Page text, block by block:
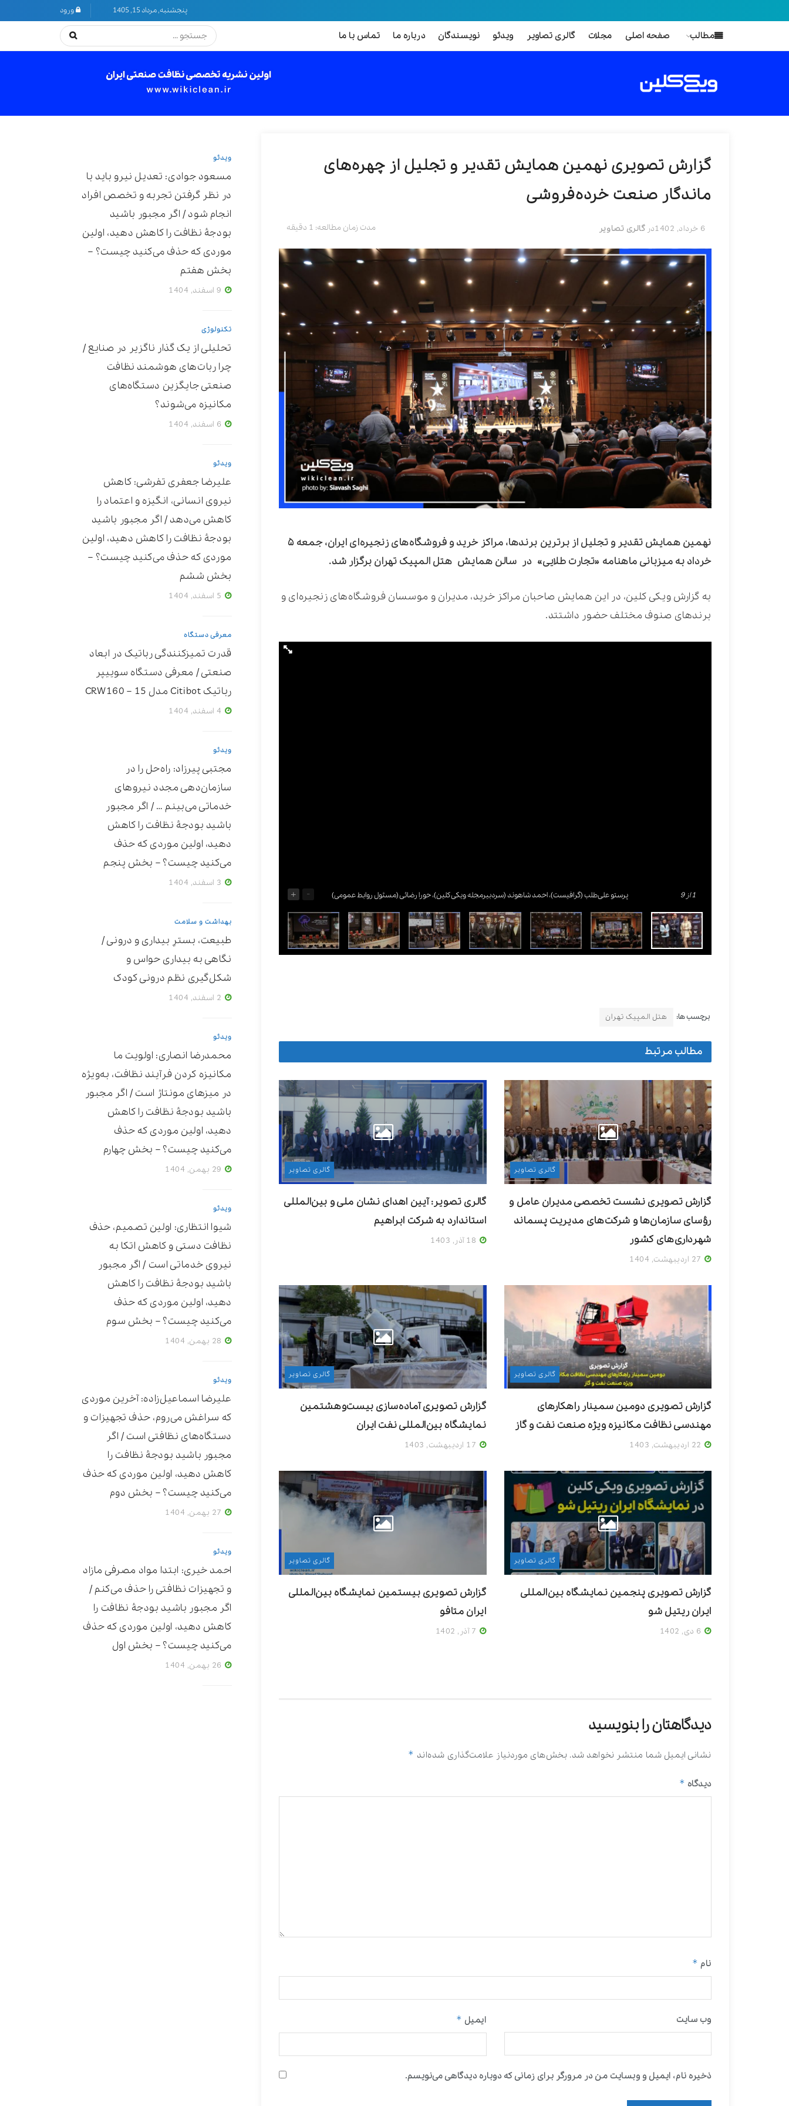
پنجشنبه, مرداد 15, 1405 ورود
مطالب صفحه اصلی مجلات گالری تصاویر ویدئو نویسندگان درباره ما تماس با ما
گزارش تصویری نهمین همایش تقدیر و تجلیل از چهره‌های
ماندگار صنعت خرده‌فروشی
مدت زمان مطالعه: 1 دقیقه 6 خرداد, 1402 در گالری تصاویر
نهمین همایش تقدیر و تجلیل از برترین برندها، مراکز خرید و فروشگاه‌های زنجیره‌ای ایران، جمعه ۵
خرداد به میزبانی ماهنامه «تجارت طلایی» در سالن همایش هتل المپیک تهران برگزار شد.
به گزارش ویکی کلین، در این همایش صاحبان مراکز خرید، مدیران و موسسان فروشگاه‌های زنجیره‌ای و
برندهای صنوف مختلف حضور داشتتد.
1از 9 پرستو علی‌طلب (گرافیست)، احمد شاهوند (سردبیرمجله ویکی کلین)، حورا رضائی (مسئول روابط عمومی) -
+
برچسب ها: هتل المپیک تهران
مطالب مرتبط
گالری تصاویر
گزارش تصویری نشست تخصصی مدیران عامل و
رؤسای سازمان‌ها و شرکت‌های مدیریت پسماند
شهرداری‌های کشور
گالری تصاویر
گالری تصویر: آیین اهدای نشان ملی و بین‌المللی
استاندارد به شرکت ابراهیم
گالری تصاویر
گزارش تصویری دومین سمینار راهکارهای
مهندسی نظافت مکانیزه ویژه صنعت نفت و گاز
گالری تصاویر
گزارش تصویری آماده‌سازی بیست‌وهشتمین
نمایشگاه بین‌المللی نفت ایران
گالری تصاویر
گزارش تصویری پنجمین نمایشگاه بین‌المللی
ایران ریتیل‌ شو
گالری تصاویر
گزارش تصویری بیستمین نمایشگاه بین‌المللی
ایران متافو
دیدگاهتان را بنویسید
نشانی ایمیل شما منتشر نخواهد شد. بخش‌های موردنیاز علامت‌گذاری شده‌اند *
دیدگاه *
نام *
ایمیل * وب‌ سایت
ذخیره نام، ایمیل و وبسایت من در مرورگر برای زمانی که دوباره دیدگاهی می‌نویسم.
ویدئو
مسعود جوادی: تعدیل نیرو باید با
در نظر گرفتن تجربه و تخصص افراد
انجام شود / اگر مجبور باشید
بودجۀ نظافت را کاهش دهید، اولین
موردی که حذف می‌کنید چیست؟ –
بخش هفتم
تکنولوژی
تحلیلی از یک گذار ناگزیر در صنایع /
چرا ربات‌های هوشمند نظافت
صنعتی جایگزین دستگاه‌های
مکانیزه می‌شوند؟
ویدئو
علیرضا جعفری تفرشی: کاهش
نیروی انسانی، انگیزه و اعتماد را
کاهش می‌دهد / اگر مجبور باشید
بودجۀ نظافت را کاهش دهید، اولین
موردی که حذف می‌کنید چیست؟ –
بخش ششم
معرفی دستگاه
قدرت تمیزکنندگی رباتیک در ابعاد
صنعتی / معرفی دستگاه سوییپر
رباتیک Citibot مدل CRW160 – 15
ویدئو
مجتبی پیرزاد: راه‌حل را در
سازمان‌دهی مجدد نیروهای
خدماتی می‌بینم … / اگر مجبور
باشید بودجۀ نظافت را کاهش
دهید، اولین موردی که حذف
می‌کنید چیست؟ – بخش پنجم
بهداشت و سلامت
طبیعت، بسترِ بیداری و درونی /
نگاهی به بیداری حواس و
شکل‌گیری نظم درونی کودک
ویدئو
محمدرضا انصاری: اولویت ما
مکانیزه ‌کردن فرآیند نظافت، به‌ویژه
در میزهای مونتاژ است / اگر مجبور
باشید بودجۀ نظافت را کاهش
دهید، اولین موردی که حذف
می‌کنید چیست؟ – بخش چهارم
ویدئو
شیوا انتظاری: اولین تصمیم، حذف
نظافت دستی و کاهش اتکا به
نیروی خدماتی است / اگر مجبور
باشید بودجۀ نظافت را کاهش
دهید، اولین موردی که حذف
می‌کنید چیست؟ – بخش سوم
ویدئو
علیرضا اسماعیل‌زاده: آخرین موردی
که سراغش می‌روم، حذف تجهیزات و
دستگاه‌های نظافتی است / اگر
مجبور باشید بودجۀ نظافت را
کاهش دهید، اولین موردی که حذف
می‌کنید چیست؟ – بخش دوم
ویدئو
احمد خیری: ابتدا مواد مصرفی مازاد
و تجهیزات نظافتی را حذف می‌کنم /
اگر مجبور باشید بودجۀ نظافت را
کاهش دهید، اولین موردی که حذف
می‌کنید چیست؟ – بخش اول